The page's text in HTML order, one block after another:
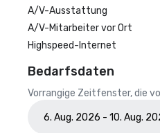
A/V-Ausstattung
A/V-Mitarbeiter vor Ort
Highspeed-Internet
Bedarfsdaten
Vorrangige Zeitfenster, die
6. Aug. 2026 - 10. Aug.